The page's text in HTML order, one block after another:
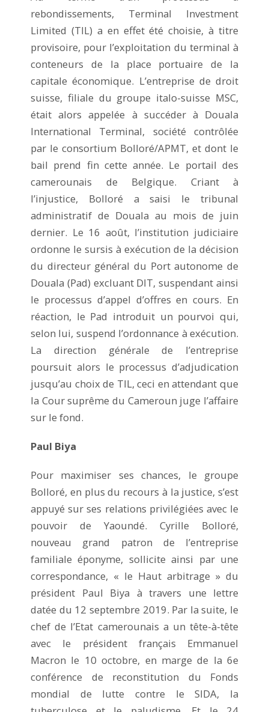
rebondissements, Terminal Investment
Limited (TIL) a en effet été choisie, à titre
provisoire, pour l’exploitation du terminal à
conteneurs de la place portuaire de la
capitale économique. L’entreprise de droit
suisse, filiale du groupe italo-suisse MSC,
était alors appelée à succéder à Douala
International Terminal, société contrôlée
par le consortium Bolloré/APMT, et dont le
bail prend fin cette année. Le portail des
camerounais de Belgique. Criant à
l’injustice, Bolloré a saisi le tribunal
administratif de Douala au mois de juin
dernier. Le 16 août, l’institution judiciaire
ordonne le sursis à exécution de la décision
du directeur général du Port autonome de
Douala (Pad) excluant DIT, suspendant ainsi
le processus d’appel d’offres en cours. En
réaction, le Pad introduit un pourvoi qui,
selon lui, suspend l’ordonnance à exécution.
La direction générale de l’entreprise
poursuit alors le processus d’adjudication
jusqu’au choix de TIL, ceci en attendant que
la Cour suprême du Cameroun juge l’affaire
sur le fond.
Paul Biya
Pour maximiser ses chances, le groupe
Bolloré, en plus du recours à la justice, s’est
appuyé sur ses relations privilégiées avec le
pouvoir de Yaoundé. Cyrille Bolloré,
nouveau grand patron de l’entreprise
familiale éponyme, sollicite ainsi par une
correspondance, « le Haut arbitrage » du
président Paul Biya à travers une lettre
datée du 12 septembre 2019. Par la suite, le
chef de l’Etat camerounais a un tête-à-tête
avec le président français Emmanuel
Macron le 10 octobre, en marge de la 6e
conférence de reconstitution du Fonds
mondial de lutte contre le SIDA, la